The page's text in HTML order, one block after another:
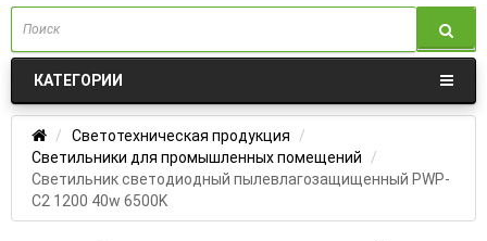
КАТЕГОРИИ
Светотехническая продукция
Светильники для промышленных помещений
Светильник светодиодный пылевлагозащищенный PWP-
С2 1200 40w 6500K